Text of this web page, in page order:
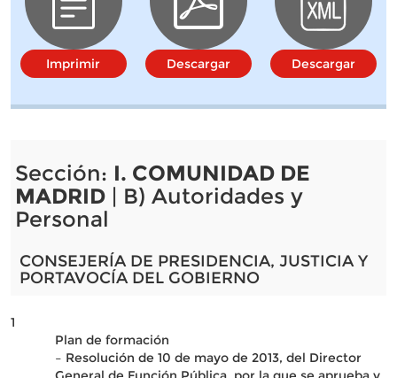
Imprimir Descargar Descargar
Sección: I. COMUNIDAD DE
MADRID| B) Autoridades y
Personal
CONSEJERÍA DE PRESIDENCIA, JUSTICIA Y
PORTAVOCÍA DEL GOBIERNO
1
Plan de formación
– Resolución de 10 de mayo de 2013, del Director